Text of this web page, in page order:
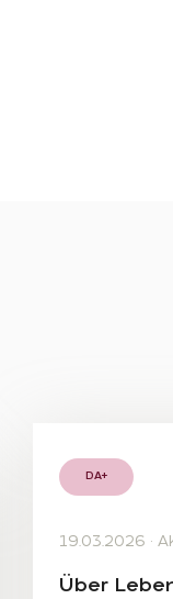
DA+
19.03.2026 ·
Über